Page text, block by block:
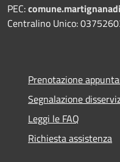
PEC:
Centralino Unico:
Prenotazione
Segnalazione
Leggi le FAQ
Richiesta assistenza